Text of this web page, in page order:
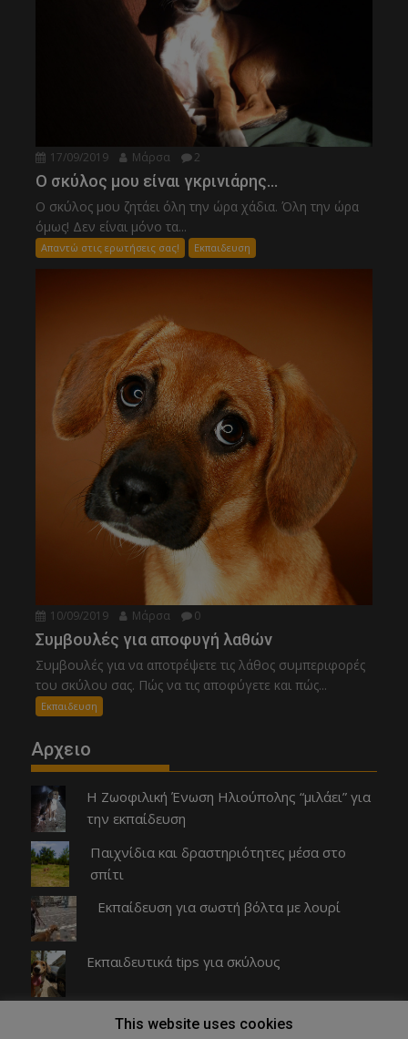
17/09/2019 Μάρσα 2
Ο σκύλος μου είναι γκρινιάρης…
Ο σκύλος μου ζητάει όλη την ώρα χάδια. Όλη την ώρα
όμως! Δεν είναι μόνο τα...
Απαντώ στις ερωτήσεις σας! Εκπαιδευση
10/09/2019 Μάρσα 0
Συμβουλές για αποφυγή λαθών
Συμβουλές για να αποτρέψετε τις λάθος συμπεριφορές
του σκύλου σας. Πώς να τις αποφύγετε και πώς...
Εκπαιδευση
Αρχειο
Η Ζωοφιλική Ένωση Ηλιούπολης “μιλάει” για
την εκπαίδευση
Παιχνίδια και δραστηριότητες μέσα στο
σπίτι
Εκπαίδευση για σωστή βόλτα με λουρί
Εκπαιδευτικά tips για σκύλους
Ο σκύλος μου δεν με σέβεται!
This website uses cookies